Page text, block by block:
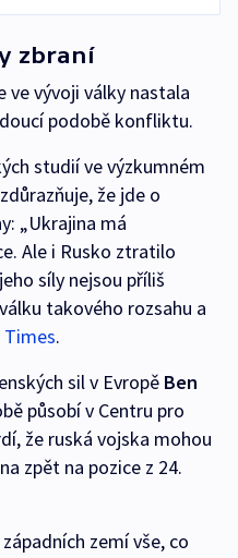
zbraní
ve vývoji války nastala
podobě konfliktu.
studií ve výzkumném
že jde o
„Ukrajina má
Ale i Rusko ztratilo
síly nejsou příliš
takového rozsahu a
Times.
sil v Evropě Ben
působí v Centru pro
že ruská vojska mohou
zpět na pozice z 24.
zemí vše, co